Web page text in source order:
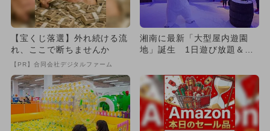
【宝くじ落選】外れ続ける流
れ、ここで断ちませんか
【PR】合同会社デジタルファーム
湘南に最新「大型屋内遊園
地」誕生 1日遊び放題＆室